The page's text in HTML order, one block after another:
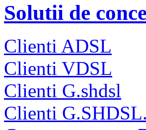
Solutii de
Clienti ADSL
Clienti VDSL
Clienti G.shdsl
Clienti